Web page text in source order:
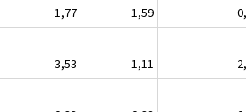
1,77 1,59
3,53 1,11